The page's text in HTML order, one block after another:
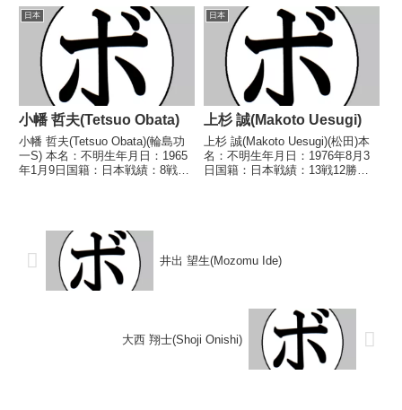
●1RKO 遠藤 健司(笹
崎)1969/02/21...
日本スーパーフェザー級新人
王 【戦歴】1977/07/05
○2RKO 山沢 泰治(旭)...
日本
小幡 哲夫(Tetsuo Obata)
小幡 哲夫(Tetsuo Obata)(輪島功
一S) 本名：不明生年月日：1965
年1月9日国籍：日本戦績：8戦2
ア・ファイティング...
日本
上杉 誠(Makoto Uesugi)
上杉 誠(Makoto Uesugi)(松田)本
名：不明生年月日：1976年8月3
日国籍：日本戦績：13戦12勝
井出 望生(Mozomu Ide)
大西 翔士(Shoji Onishi)